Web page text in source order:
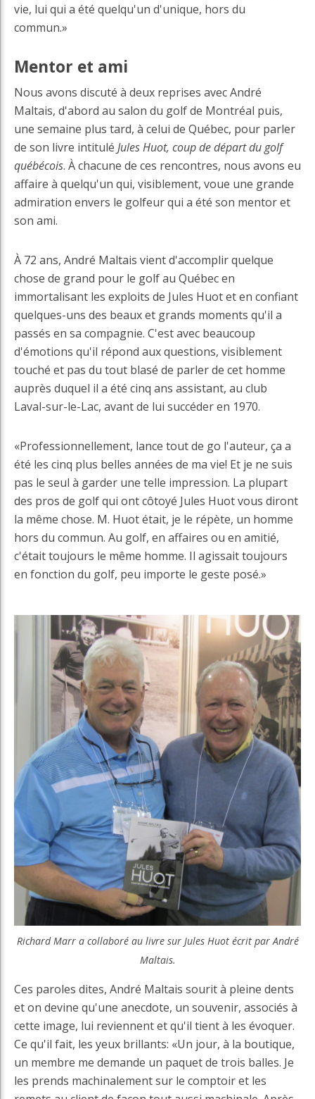
vie, lui qui a été quelqu'un d'unique, hors du
commun.»
Mentor et ami
Nous avons discuté à deux reprises avec André
Maltais, d'abord au salon du golf de Montréal puis,
une semaine plus tard, à celui de Québec, pour parler
de son livre intitulé Jules Huot, coup de départ du golf
québécois. À chacune de ces rencontres, nous avons eu
affaire à quelqu'un qui, visiblement, voue une grande
admiration envers le golfeur qui a été son mentor et
son ami.
À 72 ans, André Maltais vient d'accomplir quelque
chose de grand pour le golf au Québec en
immortalisant les exploits de Jules Huot et en confiant
quelques-uns des beaux et grands moments qu'il a
passés en sa compagnie. C'est avec beaucoup
d'émotions qu'il répond aux questions, visiblement
touché et pas du tout blasé de parler de cet homme
auprès duquel il a été cinq ans assistant, au club
Laval-sur-le-Lac, avant de lui succéder en 1970.
«Professionnellement, lance tout de go l'auteur, ça a
été les cinq plus belles années de ma vie! Et je ne suis
pas le seul à garder une telle impression. La plupart
des pros de golf qui ont côtoyé Jules Huot vous diront
la même chose. M. Huot était, je le répète, un homme
hors du commun. Au golf, en affaires ou en amitié,
c'était toujours le même homme. Il agissait toujours
en fonction du golf, peu importe le geste posé.»
Richard Marr a collaboré au livre sur Jules Huot écrit par André
Maltais.
Ces paroles dites, André Maltais sourit à pleine dents
et on devine qu'une anecdote, un souvenir, associés à
cette image, lui reviennent et qu'il tient à les évoquer.
Ce qu'il fait, les yeux brillants: «Un jour, à la boutique,
un membre me demande un paquet de trois balles. Je
les prends machinalement sur le comptoir et les